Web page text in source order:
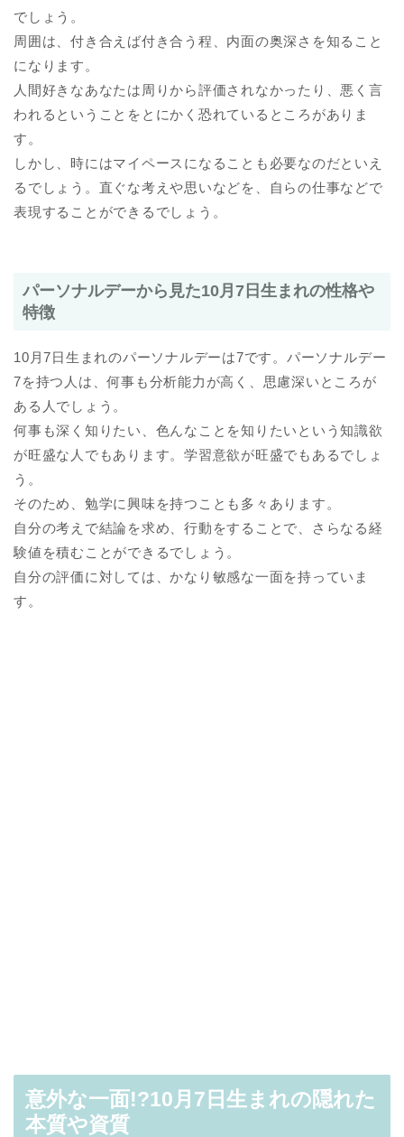
でしょう。
周囲は、付き合えば付き合う程、内面の奥深さを知ること
になります。
人間好きなあなたは周りから評価されなかったり、悪く言
われるということをとにかく恐れているところがありま
す。
しかし、時にはマイペースになることも必要なのだといえ
るでしょう。直ぐな考えや思いなどを、自らの仕事などで
表現することができるでしょう。
パーソナルデーから見た10月7日生まれの性格や
特徴
10月7日生まれのパーソナルデーは7です。パーソナルデー
7を持つ人は、何事も分析能力が高く、思慮深いところが
ある人でしょう。
何事も深く知りたい、色んなことを知りたいという知識欲
が旺盛な人でもあります。学習意欲が旺盛でもあるでしょ
う。
そのため、勉学に興味を持つことも多々あります。
自分の考えで結論を求め、行動をすることで、さらなる経
験値を積むことができるでしょう。
自分の評価に対しては、かなり敏感な一面を持っていま
す。
意外な一面!?10月7日生まれの隠れた
本質や資質